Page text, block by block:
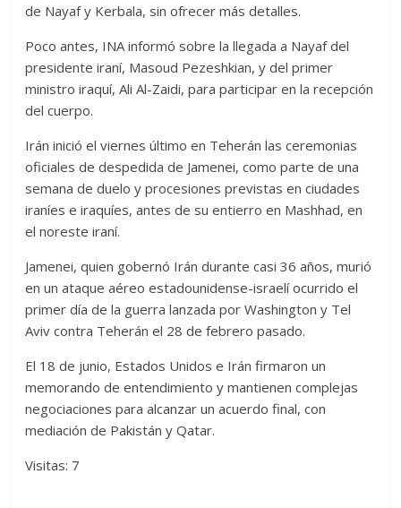
de Nayaf y Kerbala, sin ofrecer más detalles.
Poco antes, INA informó sobre la llegada a Nayaf del
presidente iraní, Masoud Pezeshkian, y del primer
ministro iraquí, Ali Al-Zaidi, para participar en la recepción
del cuerpo.
Irán inició el viernes último en Teherán las ceremonias
oficiales de despedida de Jamenei, como parte de una
semana de duelo y procesiones previstas en ciudades
iraníes e iraquíes, antes de su entierro en Mashhad, en
el noreste iraní.
Jamenei, quien gobernó Irán durante casi 36 años, murió
en un ataque aéreo estadounidense-israelí ocurrido el
primer día de la guerra lanzada por Washington y Tel
Aviv contra Teherán el 28 de febrero pasado.
El 18 de junio, Estados Unidos e Irán firmaron un
memorando de entendimiento y mantienen complejas
negociaciones para alcanzar un acuerdo final, con
mediación de Pakistán y Qatar.
Visitas: 7